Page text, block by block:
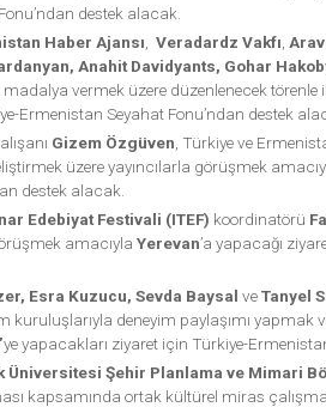
destek alacak.
Haber Ajansı Veradardz Vakfı
Anahit Davidyants, Gohar
madalya vermek üzere düzenlenecek
Ermenistan Seyahat Fonu’ndan destek
Gizem Özgüven , Türkiye ve
üzere yayıncılarla görüşmek
destek alacak.
Edebiyat Festivali (ITEF) koordinatörü
amacıyla Yerevan’a yapacağı
Esra Kuzucu, Sevda Baysal veTanyel
kuruluşlarıyla deneyim paylaşımı
ye yapacakları ziyaret için Türkiye-
Üniversitesi Şehir Planlama ve Mimari
kapsamında ortak kültürel miras